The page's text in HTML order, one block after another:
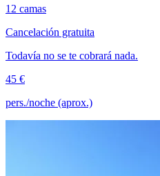
12 camas
Cancelación gratuita
Todavía no se te cobrará nada.
45 €
pers./noche (aprox.)